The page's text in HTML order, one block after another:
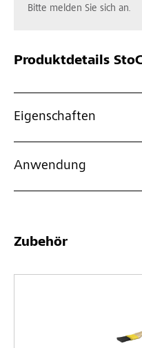
Bitte melden Sie sich an.
Produktdetails
Eigenschaften
Anwendung
Zubehör